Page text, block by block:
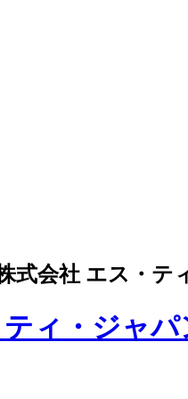
式会社 エス・テ
ィ・ジャパ